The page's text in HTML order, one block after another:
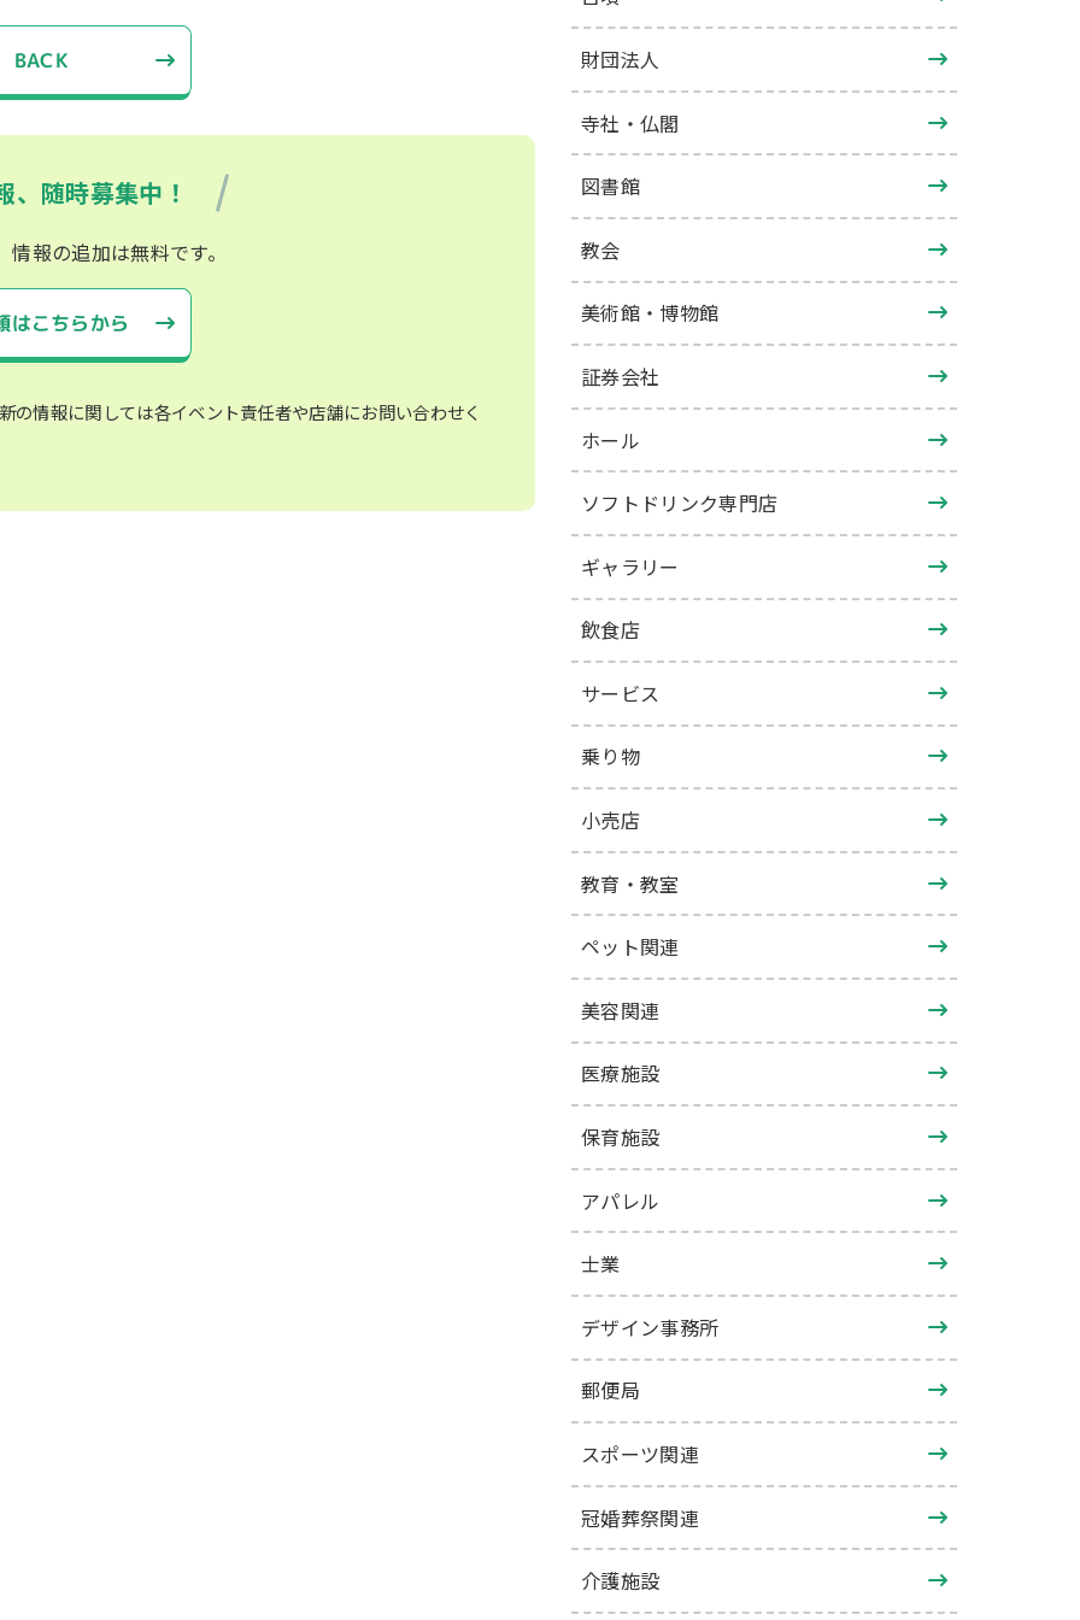
BACK
、随時募集中！
報の追加は無料です。
はこちらから
情報に関しては各イベント責任者や店舗にお問い合わせく
財団法人
寺社・仏閣
図書館
教会
美術館・博物館
証券会社
ホール
ソフトドリンク専門店
ギャラリー
飲食店
サービス
乗り物
小売店
教育・教室
ペット関連
美容関連
医療施設
保育施設
アパレル
士業
デザイン事務所
郵便局
スポーツ関連
冠婚葬祭関連
介護施設